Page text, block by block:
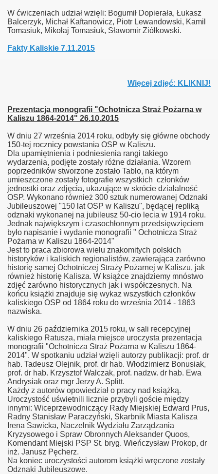
W ćwiczeniach udział wzięli: Bogumił Dopierała, Łukasz
Balcerzyk, Michał Kaftanowicz, Piotr Lewandowski, Kamil
Tomasiuk, Mikołaj Tomasiuk, Sławomir Ziółkowski.
Fakty Kaliskie 7.11.2015
Więcej zdjęć: KLIKNIJ!
Prezentacja monografii "Ochotnicza Straż Pożarna w
Kaliszu 1864-2014" 26.10.2015
W dniu 27 września 2014 roku, odbyły się główne obchody
150-tej rocznicy powstania OSP w Kaliszu.
Dla upamiętnienia i podniesienia rangi takiego
wydarzenia, podjęte zostały różne działania. Wzorem
poprzedników stworzone zostało Tablo, na którym
umieszczone zostały fotografie wszystkich członków
jednostki oraz zdjęcia, ukazujące w skrócie działalność
OSP. Wykonano również 300 sztuk numerowanej Odznaki
Jubileuszowej "150 lat OSP w Kaliszu", będącej repliką
odznaki wykonanej na jubileusz 50-cio lecia w 1914 roku.
Jednak największym i czasochłonnym przedsięwzięciem
było napisanie i wydanie monografii " Ochotnicza Straż
Pożarna w Kaliszu 1864-2014"
Jest to praca zbiorowa wielu znakomitych polskich
historyków i kaliskich regionalistów, zawierająca zarówno
historię samej Ochotniczej Straży Pożarnej w Kaliszu, jak
również historię Kalisza. W książce znajdziemy mnóstwo
zdjęć zarówno historycznych jak i współczesnych. Na
końcu książki znajduje się wykaz wszystkich członków
kaliskiego OSP od 1864 roku do września 2014 - 1863
nazwiska.
W dniu 26 października 2015 roku, w sali recepcyjnej
kaliskiego Ratusza, miała miejsce uroczysta prezentacja
monografii "Ochotnicza Straż Pożarna w Kaliszu 1864-
2014". W spotkaniu udział wzięli autorzy publikacji: prof. dr
hab. Tadeusz Olejnik, prof. dr hab. Włodzimierz Bonusiak,
prof. dr hab. Krzysztof Walczak, prof. nadzw. dr hab. Ewa
Andrysiak oraz mgr Jerzy A. Splitt.
Każdy z autorów opowiedział o pracy nad książką.
Uroczystość uświetnili licznie przybyli goście między
innymi: Wiceprzewodniczący Rady Miejskiej Edward Prus,
Radny Stanisław Paraczyński, Skarbnik Miasta Kalisza
Irena Sawicka, Naczelnik Wydziału Zarządzania
Kryzysowego i Spraw Obronnych Aleksander Quoos,
Komendant Miejski PSP St. bryg. Wieńczysław Prokop, dr
inż. Janusz Pęcherz.
Na koniec uroczystości autorom książki wręczone zostały
Odznaki Jubileuszowe.